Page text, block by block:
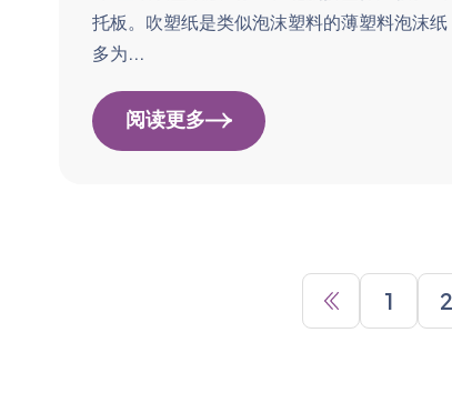
托板。吹塑纸是类似泡沫塑料的薄塑料泡沫纸
多为...
阅读更多
1 2